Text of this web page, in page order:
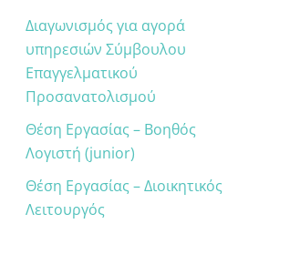
Διαγωνισμός για αγορά
υπηρεσιών Σύμβουλου
Επαγγελματικού
Προσανατολισμού
Θέση Εργασίας – Βοηθός
Λογιστή (junior)
Θέση Εργασίας – Διοικητικός
Λειτουργός